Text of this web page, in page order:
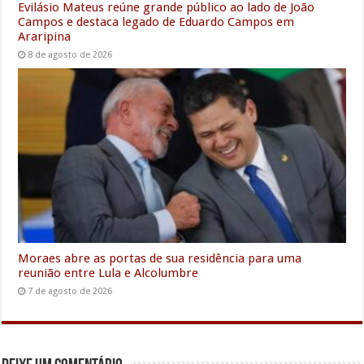
Evilásio Mateus reúne grande público ao lado de João
Campos e destaca legado de Eduardo Campos em
Araripina
8 de agosto de 2026
Moraes abre as portas de sua residência para uma
reunião entre Lula e Alcolumbre
7 de agosto de 2026